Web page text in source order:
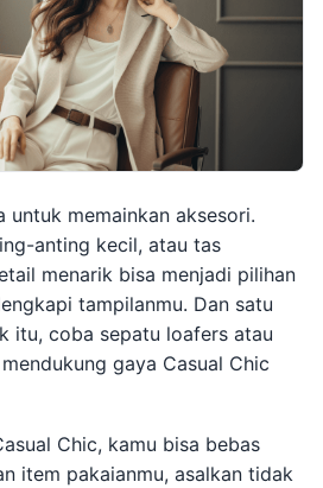
untuk memainkan aksesori.
anting kecil, atau tas
menarik bisa menjadi pilihan
tampilanmu. Dan satu
itu, coba sepatu loafers atau
gaya Casual Chic
Chic, kamu bisa bebas
item pakaianmu, asalkan tidak